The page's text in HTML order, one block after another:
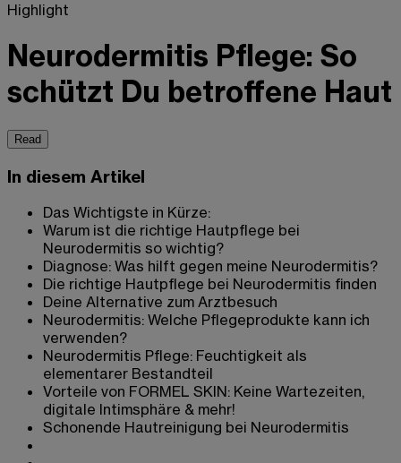
Highlight
Neurodermitis Pflege: So
schützt Du betroffene Haut
Read
In diesem Artikel
Das Wichtigste in Kürze:
Warum ist die richtige Hautpflege bei
Neurodermitis so wichtig?
Diagnose: Was hilft gegen meine Neurodermitis?
Die richtige Hautpflege bei Neurodermitis finden
Deine Alternative zum Arztbesuch
Neurodermitis: Welche Pflegeprodukte kann ich
verwenden?
Neurodermitis Pflege: Feuchtigkeit als
elementarer Bestandteil
Vorteile von FORMEL SKIN: Keine Wartezeiten,
digitale Intimsphäre & mehr!
Schonende Hautreinigung bei Neurodermitis